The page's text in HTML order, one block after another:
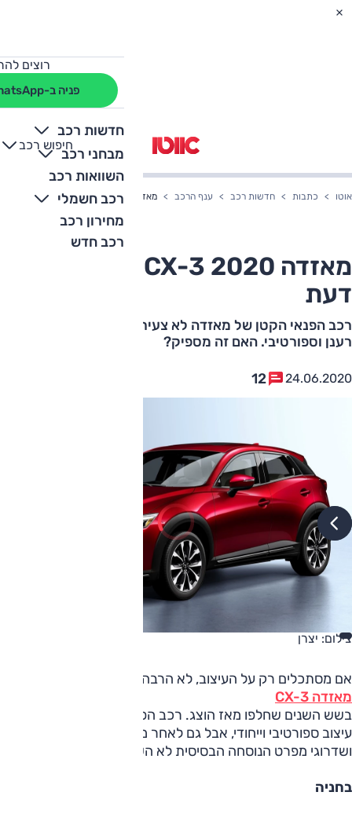
רוצים
פניה ב-WhatsApp
חדשות רכב
מבחני רכב
השוואות רכב
רכב חשמלי
מחירון רכב
רכב חדש
חיפוש רכב
+
-
אוטו כתבות חדשות רכב ענף הרכב מאזדה CX-3 2020 החדש - חוות דעת
דעת
רכב הפנאי הקטן של מאזדה לא צעיר אך עוד מציע עיצוב
רענן וספורטיבי. האם זה מספיק?
24.06.2020
12
צילום: יצרן
אם מסתכלים רק על העיצוב, לא הרבה קרה עם
מאזדה CX-3
בשש השנים שחלפו מאז הוצג. רכב הפנאי הקטן אמנם הציע אז
עיצוב ספורטיבי וייחודי, אבל גם לאחר מספר עדכונים קוסמטיים
ושדרוגי מפרט הנוסחה הבסיסית לא השתנתה.
בחניה